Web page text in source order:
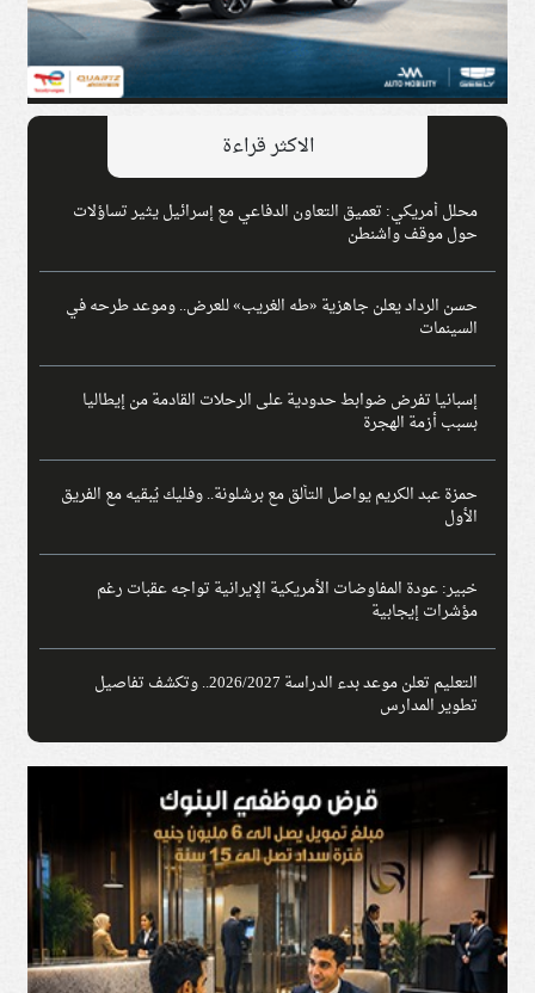
الاكثر قراءة
محلل أمريكي: تعميق التعاون الدفاعي مع إسرائيل يثير تساؤلات
حول موقف واشنطن
حسن الرداد يعلن جاهزية «طه الغريب» للعرض.. وموعد طرحه في
السينمات
إسبانيا تفرض ضوابط حدودية على الرحلات القادمة من إيطاليا
بسبب أزمة الهجرة
حمزة عبد الكريم يواصل التألق مع برشلونة.. وفليك يُبقيه مع الفريق
الأول
خبير: عودة المفاوضات الأمريكية الإيرانية تواجه عقبات رغم
مؤشرات إيجابية
التعليم تعلن موعد بدء الدراسة 2026/2027.. وتكشف تفاصيل
تطوير المدارس